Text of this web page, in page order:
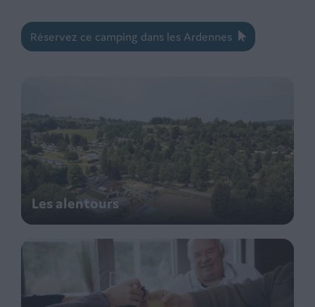
Réservez ce camping dans les Ardennes
Les alentours